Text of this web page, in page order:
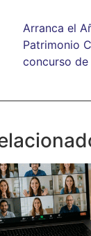
Arranca el
Patrimonio
concurso